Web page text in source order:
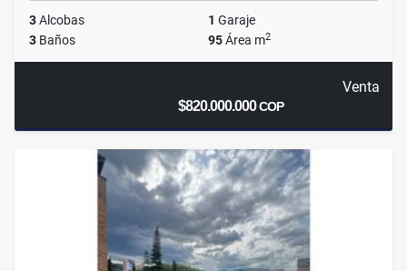
3Alcobas 1 Garaje
3 Baños 95Área m2
Venta
$820.000.000COP